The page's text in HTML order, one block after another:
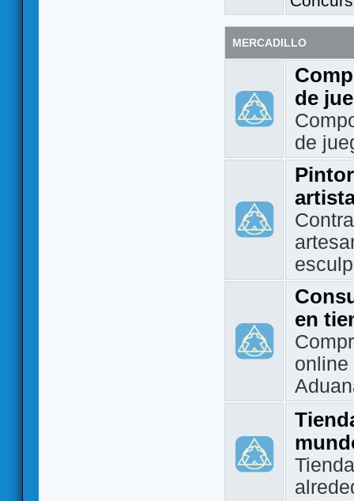
MERCADILLO
de
de
en